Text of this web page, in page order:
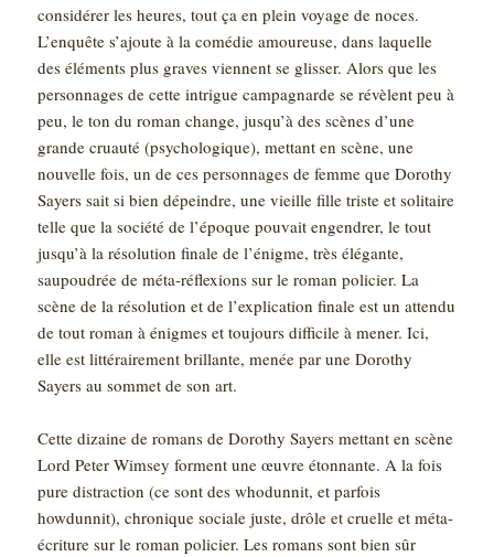
considérer les heures, tout ça en plein voyage de noces.
L’enquête s’ajoute à la comédie amoureuse, dans laquelle
des éléments plus graves viennent se glisser. Alors que les
personnages de cette intrigue campagnarde se révèlent peu à
peu, le ton du roman change, jusqu’à des scènes d’une
grande cruauté (psychologique), mettant en scène, une
nouvelle fois, un de ces personnages de femme que Dorothy
Sayers sait si bien dépeindre, une vieille fille triste et solitaire
telle que la société de l’époque pouvait engendrer, le tout
jusqu’à la résolution finale de l’énigme, très élégante,
saupoudrée de méta-réflexions sur le roman policier. La
scène de la résolution et de l’explication finale est un attendu
de tout roman à énigmes et toujours difficile à mener. Ici,
elle est littérairement brillante, menée par une Dorothy
Sayers au sommet de son art.
Cette dizaine de romans de Dorothy Sayers mettant en scène
Lord Peter Wimsey forment une œuvre étonnante. A la fois
pure distraction (ce sont des whodunnit, et parfois
howdunnit), chronique sociale juste, drôle et cruelle et méta-
écriture sur le roman policier. Les romans sont bien sûr